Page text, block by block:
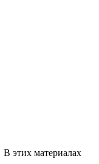
В этих материалах